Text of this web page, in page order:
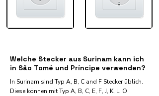
Welche Stecker aus Surinam kann ich
in São Tomé und Príncipe verwenden?
In Surinam sind Typ A, B, C and F Stecker üblich.
Diese können mit Typ A, B, C, E, F, J, K, L, O